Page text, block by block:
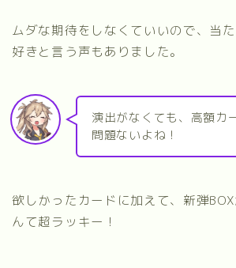
ムダな期待をしなくていいので、当
好きと言う声もありました。
演出がなくても、高額カ
問題ないよね！
欲しかったカードに加えて、新弾
んて超ラッキー！